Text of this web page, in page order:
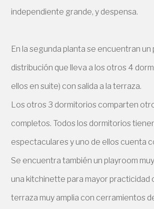
independiente grande, y despensa.
En la segunda planta se encuentran un
distribución que lleva a los otros 4
ellos en suite) con salida a la terraza.
Los otros 3 dormitorios comparten
completos. Todos los dormitorios
espectaculares y uno de ellos cuenta
Se encuentra también un playroom
una kitchinette para mayor practicidad
terraza muy amplia con cerramientos